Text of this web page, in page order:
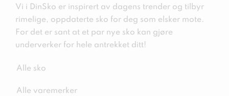
Vi i DinSko er inspirert av dagens trender og tilbyr
rimelige, oppdaterte sko for deg som elsker mote.
For det er sant at et par nye sko kan gjøre
underverker for hele antrekket ditt!
Alle sko
Alle varemerker